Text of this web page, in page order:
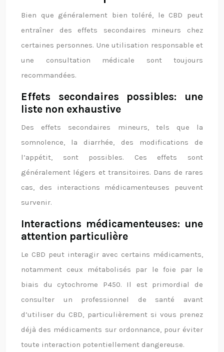
Bien que généralement bien toléré, le CBD peut
entraîner des effets secondaires mineurs chez
certaines personnes. Une utilisation responsable et
une consultation médicale sont toujours
recommandées.
Effets secondaires possibles: une
liste non exhaustive
Des effets secondaires mineurs, tels que la
somnolence, la diarrhée, des modifications de
l’appétit, sont possibles. Ces effets sont
généralement légers et transitoires. Dans de rares
cas, des interactions médicamenteuses peuvent
survenir.
Interactions médicamenteuses: une
attention particulière
Le CBD peut interagir avec certains médicaments,
notamment ceux métabolisés par le foie par le
biais du cytochrome P450. Il est primordial de
consulter un professionnel de santé avant
d’utiliser du CBD, particulièrement si vous prenez
déjà des médicaments sur ordonnance, pour éviter
toute interaction potentiellement dangereuse.